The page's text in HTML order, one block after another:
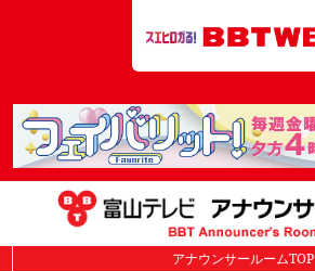
アナウンサールームTOP